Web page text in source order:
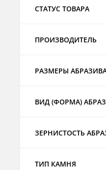
СТАТУС ТОВАРА
ПРОИЗВОДИТЕЛЬ
РАЗМЕРЫ
ВИД (ФОРМА)
ЗЕРНИСТОСТЬ
ТИП КАМНЯ